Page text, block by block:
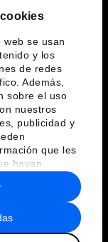
web se usan
y los
de redes
Además,
sobre el uso
nuestros
publicidad y
que les
hayan
que haya
de uso